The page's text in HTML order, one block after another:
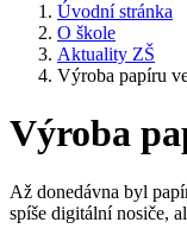
Úvodní stránka
O škole
Aktuality ZŠ
Výroba papíru
Výroba
Až donedávna byl
spíše digitální nosiče,